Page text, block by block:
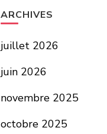
ARCHIVES
juillet 2026
juin 2026
novembre 2025
octobre 2025